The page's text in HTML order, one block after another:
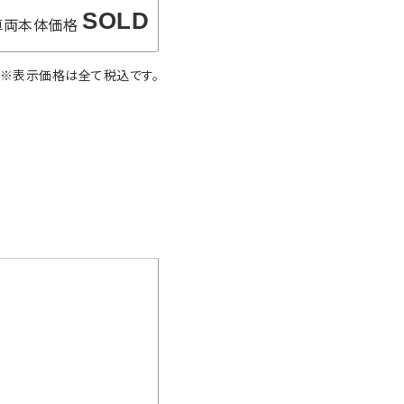
本体価格 SOLD
※表示価格は全て税込です。